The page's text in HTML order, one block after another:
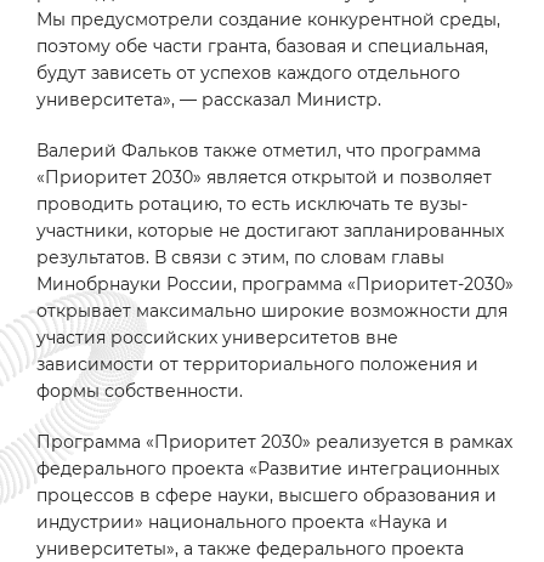
Мы предусмотрели создание конкурентной среды,
поэтому обе части гранта, базовая и специальная,
будут зависеть от успехов каждого отдельного
университета», — рассказал Министр.
Валерий Фальков также отметил, что программа
«Приоритет 2030» является открытой и позволяет
проводить ротацию, то есть исключать те вузы-
участники, которые не достигают запланированных
результатов. В связи с этим, по словам главы
Минобрнауки России, программа «Приоритет-2030»
открывает максимально широкие возможности для
участия российских университетов вне
зависимости от территориального положения и
формы собственности.
Программа «Приоритет 2030» реализуется в рамках
федерального проекта «Развитие интеграционных
процессов в сфере науки, высшего образования и
индустрии» национального проекта «Наука и
университеты», а также федерального проекта